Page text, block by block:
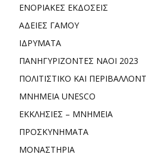
ΕΝΟΡΙΑΚΕΣ ΕΚΔΟΣΕΙΣ
ΑΔΕΙΕΣ ΓΑΜΟΥ
ΙΔΡΥΜΑΤΑ
ΠΑΝΗΓΥΡΙΖΟΝΤΕΣ ΝΑΟΙ 2023
ΠΟΛΙΤΙΣΤΙΚΟ ΚΑΙ
ΜΝΗΜΕΙΑ UNESCO
ΕΚΚΛΗΣΙΕΣ – ΜΝΗΜΕΙΑ
ΠΡΟΣΚΥΝΗΜΑΤΑ
ΜΟΝΑΣΤΗΡΙΑ